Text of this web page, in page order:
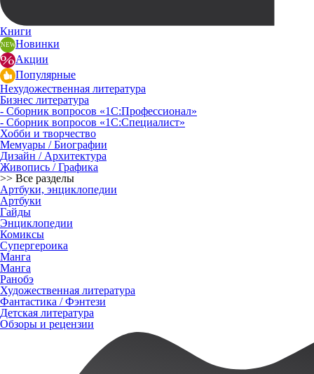
Книги
Новинки
Акции
Популярные
Нехудожественная литература
Бизнес литература
- Сборник вопросов «1С:Профессионал»
- Сборник вопросов «1С:Специалист»
Хобби и творчество
Мемуары / Биографии
Дизайн / Архитектура
Живопись / Графика
>> Все разделы
Артбуки, энциклопедии
Артбуки
Гайды
Энциклопедии
Комиксы
Супергероика
Манга
Манга
Ранобэ
Художественная литература
Фантастика / Фэнтези
Детская литература
Обзоры и рецензии